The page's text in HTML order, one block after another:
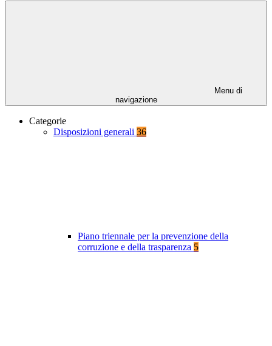
Menu di
navigazione
Categorie
Disposizioni generali 36
Piano triennale per la prevenzione della
corruzione e della trasparenza 5